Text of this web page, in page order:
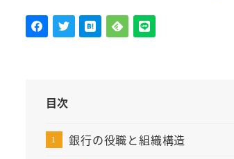
目次
銀行の役職と組織構造